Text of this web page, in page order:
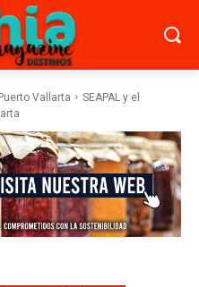
Vallarta
SEAPAL y el